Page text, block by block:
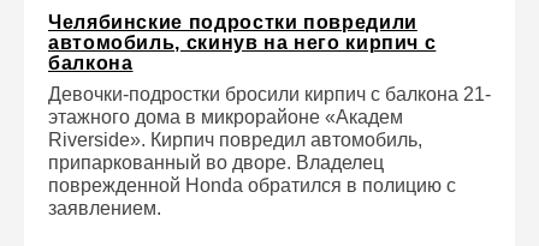
Челябинские подростки повредили
автомобиль, скинув на него кирпич с
балкона
Девочки-подростки бросили кирпич с балкона 21-
этажного дома в микрорайоне «Академ
Riverside». Кирпич повредил автомобиль,
припаркованный во дворе. Владелец
поврежденной Honda обратился в полицию с
заявлением.